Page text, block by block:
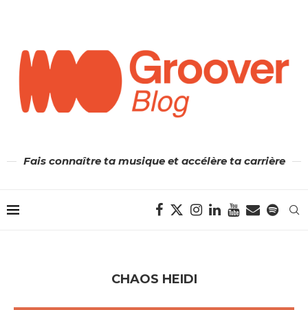
Fais connaître ta musique et accélère ta carrière
CHAOS HEIDI